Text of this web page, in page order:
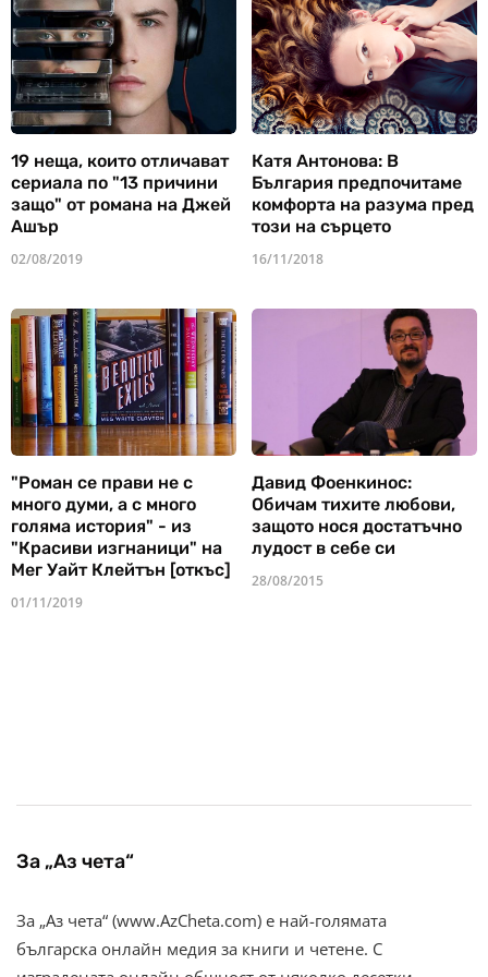
19 неща, които отличават
сериала по "13 причини
защо" от романа на Джей
Ашър
02/08/2019
Катя Антонова: В
България предпочитаме
комфорта на разума пред
този на сърцето
16/11/2018
"Роман се прави не с
много думи, а с много
голяма история" - из
"Красиви изгнаници" на
Мег Уайт Клейтън [откъс]
01/11/2019
Давид Фоенкинос:
Обичам тихите любови,
защото нося достатъчно
лудост в себе си
28/08/2015
За „Аз чета“
За „Аз чета“ (www.AzCheta.com) е най-голямата
българска онлайн медия за книги и четене. С